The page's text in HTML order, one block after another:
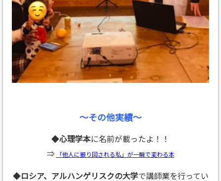
～その他実績～
◆心理学本に名前が載ったよ！！
⇒
「他人に振り回される私」が一瞬で変わる本
◆ロシア、アルハンゲリスクの大学で講師業を行ってい